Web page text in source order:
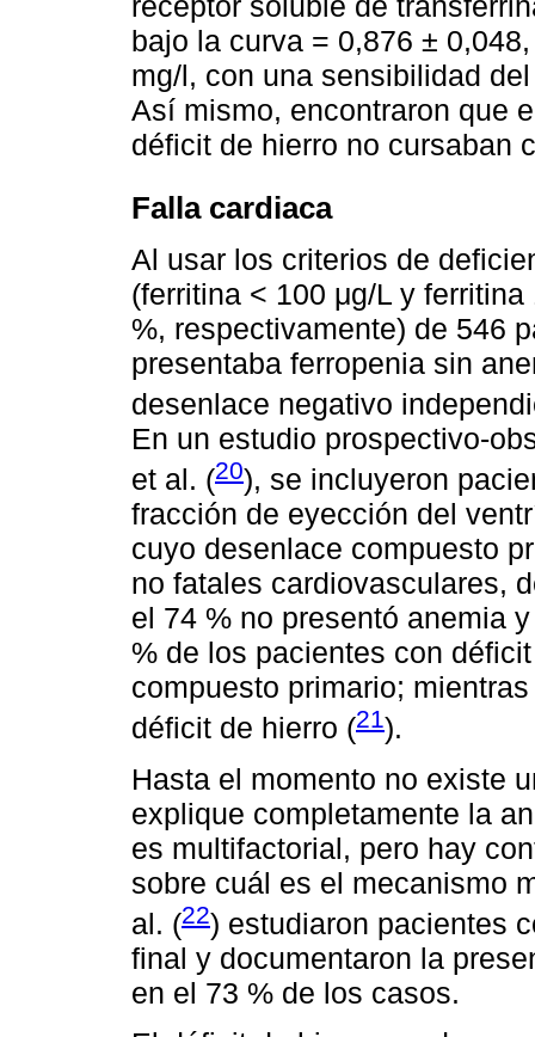
bajo la curva = 0,876 ±
mg/l, con una sensibilidad
Así mismo, encontraron que
déficit de hierro no cursaban
Falla cardiaca
Al usar los criterios de
(ferritina < 100 μg/L y
%, respectivamente) de 546
presentaba ferropenia sin
desenlace negativo
En un estudio prospectivo-
et al. (20), se incluyeron
fracción de eyección del
cuyo desenlace compuesto
no fatales cardiovasculares,
el 74 % no presentó anemia
% de los pacientes con
compuesto primario;
déficit de hierro (21).
Hasta el momento no existe
explique completamente la
es multifactorial, pero hay
sobre cuál es el mecanismo
al. (22) estudiaron pacientes
final y documentaron la
en el 73 % de los casos.